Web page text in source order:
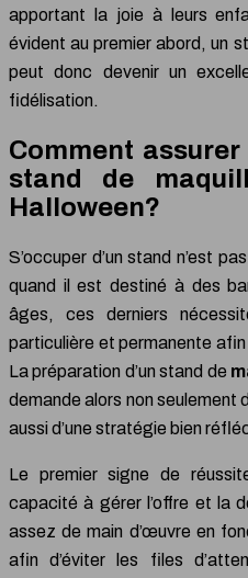
apportant la joie à leurs
évident au premier abord, un
peut donc devenir un
fidélisation.
Comment
stand de
Halloween?
S’occuper d’un stand n’est
quand il est destiné à des
âges, ces derniers
particulière et permanente afin
La préparation d’un stand de
demande alors non seulement
aussi d’une stratégie bien
Le premier signe de
capacité à gérer l’offre et la
assez de main d’œuvre en
afin d’éviter les files